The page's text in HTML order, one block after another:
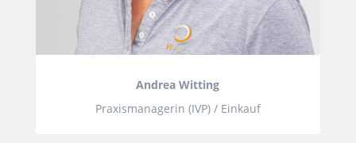
Andrea Witting
Praxismanagerin (IVP) / Einkauf